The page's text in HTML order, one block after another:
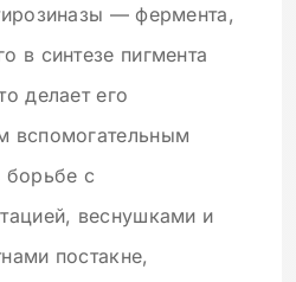
— фермента,
в синтезе пигмента
делает его
вспомогательным
борьбе с
веснушками и
постакне,